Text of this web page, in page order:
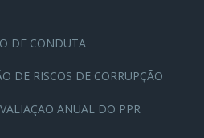
DE CONDUTA
DE RISCOS DE CORRUPÇÃO
ANUAL DO PPR